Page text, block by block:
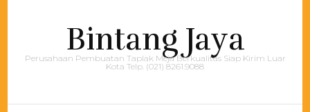
Bintang Jaya
Perusahaan Pembuatan Taplak Meja Berkualitas Siap Kirim Luar
Kota Telp. (021) 8261.9088